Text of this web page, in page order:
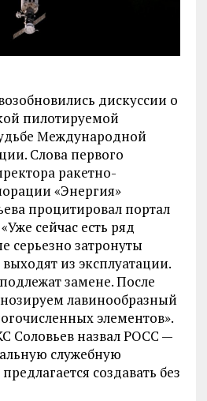
дискуссии о
пилотируемой
Международной
Слова первого
ракетно-
«Энергия»
процитировал портал
сейчас есть ряд
серьезно затронуты
из эксплуатации.
замене. После
лавинообразный
элементов».
Соловьев назвал РОСС —
служебную
создавать без